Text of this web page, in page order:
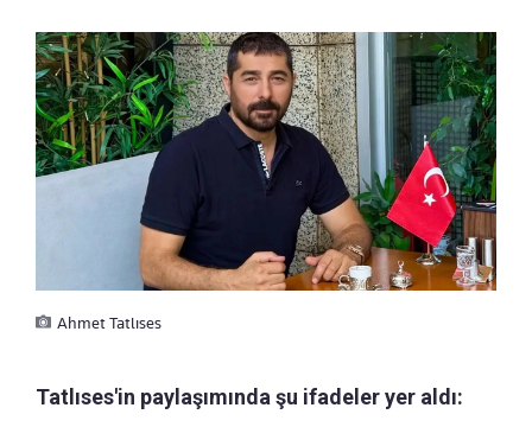
Ahmet Tatlıses
Tatlıses'in paylaşımında şu ifadeler yer aldı: